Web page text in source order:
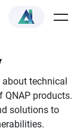
technical
products.
solutions to